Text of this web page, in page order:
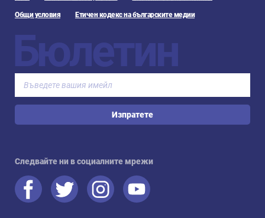
Общи условия Етичен кодекс на българските медии
Бюлетин
Изпратете
Следвайте ни в социалните мрежи